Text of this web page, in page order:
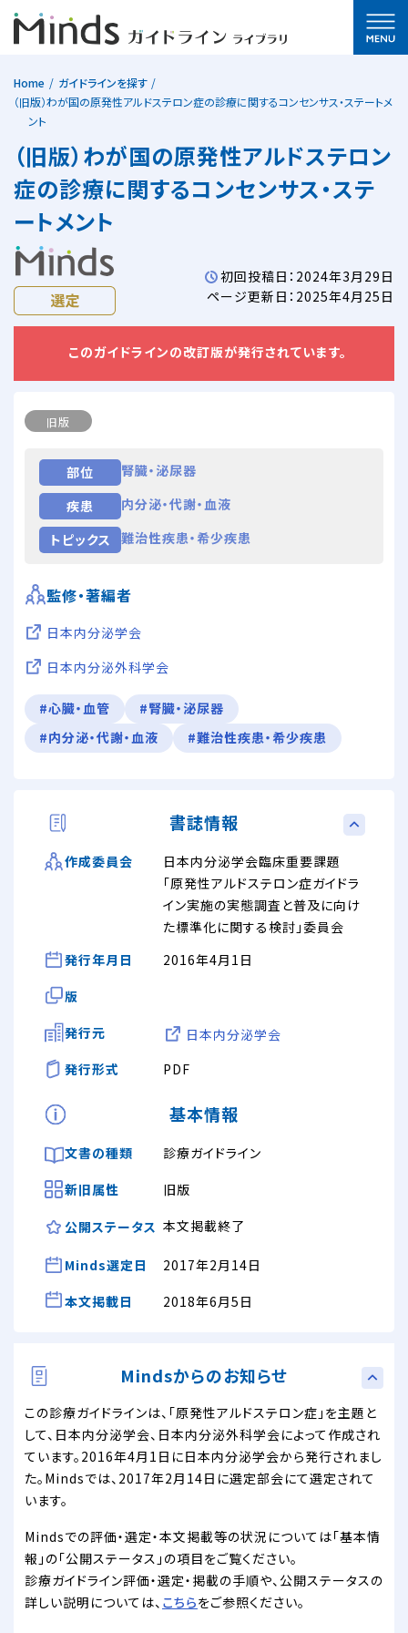
Home
ガイドラインを探す
（旧版）わが国の原発性アルドステロン症の診療に関するコンセンサス・ステートメ
ント
（旧版）わが国の原発性アルドステロン
症の診療に関するコンセンサス・ステ
ートメント
初回投稿日：2024年3月29日
ページ更新日：2025年4月25日
このガイドラインの改訂版が発行されています。
旧版
部位
腎臓・泌尿器
疾患
内分泌・代謝・血液
トピックス
難治性疾患・希少疾患
監修・著編者
日本内分泌学会
日本内分泌外科学会
#心臓・血管
#腎臓・泌尿器
#内分泌・代謝・血液
#難治性疾患・希少疾患
書誌情報
作成委員会
日本内分泌学会臨床重要課題
「原発性アルドステロン症ガイドラ
イン実施の実態調査と普及に向け
た標準化に関する検討」委員会
発行年月日
2016年4月1日
版
発行元
日本内分泌学会
発行形式
PDF
基本情報
文書の種類
診療ガイドライン
新旧属性
旧版
公開ステータス 本文掲載終了
Minds選定日
2017年2月14日
本文掲載日
2018年6月5日
Mindsからのお知らせ
この診療ガイドラインは、「原発性アルドステロン症」を主題と
して、日本内分泌学会、日本内分泌外科学会によって作成され
ています。2016年4月1日に日本内分泌学会から発行されまし
た。Mindsでは、2017年2月14日に選定部会にて選定されて
います。
Mindsでの評価・選定・本文掲載等の状況については「基本情
報」の「公開ステータス」の項目をご覧ください。
診療ガイドライン評価・選定・掲載の手順や、公開ステータスの
詳しい説明については、 こちらをご参照ください。